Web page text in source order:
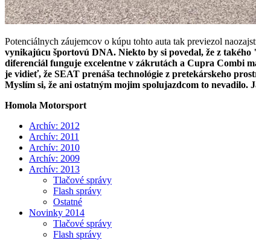
Potenciálnych záujemcov o kúpu tohto auta tak previezol
vynikajúcu športovú DNA. Niekto by si povedal, že z
diferenciál funguje excelentne v zákrutách a Cupra Combi
je vidieť, že SEAT prenáša technológie z pretekárskeho
Myslím si, že ani ostatným mojim spolujazdcom to
Homola Motorsport
Archív: 2012
Archív: 2011
Archív: 2010
Archív: 2009
Archív: 2013
Tlačové správy
Flash správy
Ostatné
Novinky 2014
Tlačové správy
Flash správy